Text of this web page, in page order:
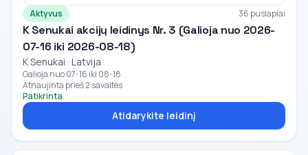
Aktyvus 36 puslapiai
K Senukai akcijų leidinys Nr. 3 (Galioja nuo 2026-
07-16 iki 2026-08-18)
K Senukai · Latvija
Galioja nuo 07-16 iki 08-18
Atnaujinta prieš 2 savaites
Patikrinta
Atidarykite leidinį